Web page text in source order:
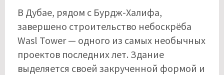
В Дубае, рядом с Бурдж-Халифа,
завершено строительство небоскрёба
Wasl Tower — одного из самых необычных
проектов последних лет. Здание
выделяется своей закрученной формой и